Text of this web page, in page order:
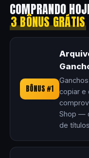
COMPRANDO
3 BÔNUS GRÁTIS
BÔNUS #1
copiar e
Shop —
de